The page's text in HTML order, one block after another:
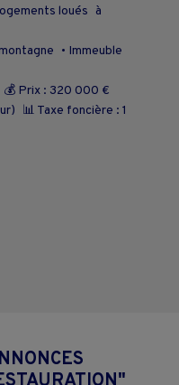
loués à
• Immeuble
💰 Prix : 320 000 €
📊 Taxe foncière : 1